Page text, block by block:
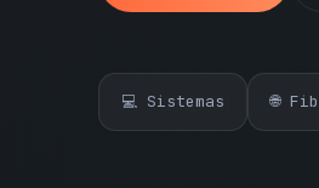
💻 Sistemas 🌐